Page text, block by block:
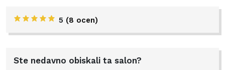
5 (8 ocen)
Ste nedavno obiskali ta salon?